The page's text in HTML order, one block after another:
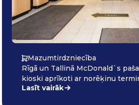
Mazumtirdzniecība
Rīgā un Tallinā McDonald`s
kioski aprīkoti ar norēķinu
Lasīt vairāk